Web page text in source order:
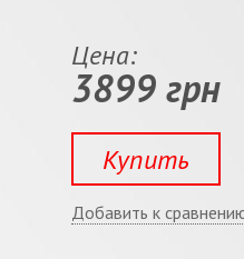
Цена:
3899 грн
Купить
Добавить к